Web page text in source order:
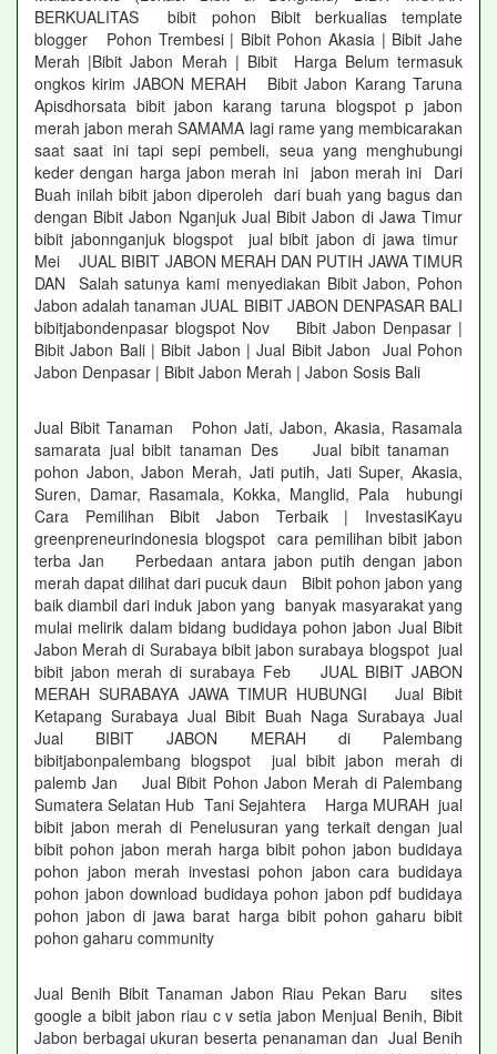
BERKUALITAS bibit pohon Bibit berkualias template
blogger Pohon Trembesi | Bibit Pohon Akasia | Bibit Jahe
Merah |Bibit Jabon Merah | Bibit Harga Belum termasuk
ongkos kirim JABON MERAH Bibit Jabon Karang Taruna
Apisdhorsata bibit jabon karang taruna blogspot p jabon
merah jabon merah SAMAMA lagi rame yang membicarakan
saat saat ini tapi sepi pembeli, seua yang menghubungi
keder dengan harga jabon merah ini jabon merah ini Dari
Buah inilah bibit jabon diperoleh dari buah yang bagus dan
dengan Bibit Jabon Nganjuk Jual Bibit Jabon di Jawa Timur
bibit jabonnganjuk blogspot jual bibit jabon di jawa timur
Mei JUAL BIBIT JABON MERAH DAN PUTIH JAWA TIMUR
DAN Salah satunya kami menyediakan Bibit Jabon, Pohon
Jabon adalah tanaman JUAL BIBIT JABON DENPASAR BALI
bibitjabondenpasar blogspot Nov Bibit Jabon Denpasar |
Bibit Jabon Bali | Bibit Jabon | Jual Bibit Jabon Jual Pohon
Jabon Denpasar | Bibit Jabon Merah | Jabon Sosis Bali
Jual Bibit Tanaman Pohon Jati, Jabon, Akasia, Rasamala
samarata jual bibit tanaman Des Jual bibit tanaman
pohon Jabon, Jabon Merah, Jati putih, Jati Super, Akasia,
Suren, Damar, Rasamala, Kokka, Manglid, Pala hubungi
Cara Pemilihan Bibit Jabon Terbaik | InvestasiKayu
greenpreneurindonesia blogspot cara pemilihan bibit jabon
terba Jan Perbedaan antara jabon putih dengan jabon
merah dapat dilihat dari pucuk daun Bibit pohon jabon yang
baik diambil dari induk jabon yang banyak masyarakat yang
mulai melirik dalam bidang budidaya pohon jabon Jual Bibit
Jabon Merah di Surabaya bibit jabon surabaya blogspot jual
bibit jabon merah di surabaya Feb JUAL BIBIT JABON
MERAH SURABAYA JAWA TIMUR HUBUNGI Jual Bibit
Ketapang Surabaya Jual Bibit Buah Naga Surabaya Jual
Jual BIBIT JABON MERAH di Palembang
bibitjabonpalembang blogspot jual bibit jabon merah di
palemb Jan Jual Bibit Pohon Jabon Merah di Palembang
Sumatera Selatan Hub Tani Sejahtera Harga MURAH jual
bibit jabon merah di Penelusuran yang terkait dengan jual
bibit pohon jabon merah harga bibit pohon jabon budidaya
pohon jabon merah investasi pohon jabon cara budidaya
pohon jabon download budidaya pohon jabon pdf budidaya
pohon jabon di jawa barat harga bibit pohon gaharu bibit
pohon gaharu community
Jual Benih Bibit Tanaman Jabon Riau Pekan Baru sites
google a bibit jabon riau c v setia jabon Menjual Benih, Bibit
Jabon berbagai ukuran beserta penanaman dan Jual Benih